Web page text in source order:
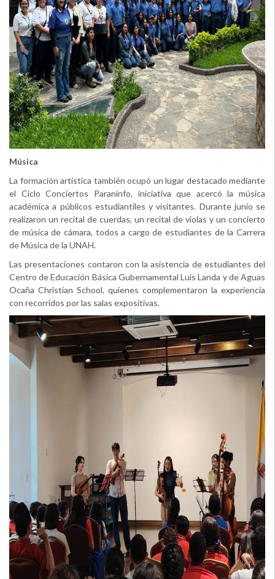
Música
La formación artística también ocupó un lugar destacado mediante
el Ciclo Conciertos Paraninfo, iniciativa que acercó la música
académica a públicos estudiantiles y visitantes. Durante junio se
realizaron un recital de cuerdas, un recital de violas y un concierto
de música de cámara, todos a cargo de estudiantes de la Carrera
de Música de la UNAH.
Las presentaciones contaron con la asistencia de estudiantes del
Centro de Educación Básica Gubernamental Luis Landa y de Aguas
Ocaña Christian School, quienes complementaron la experiencia
con recorridos por las salas expositivas.